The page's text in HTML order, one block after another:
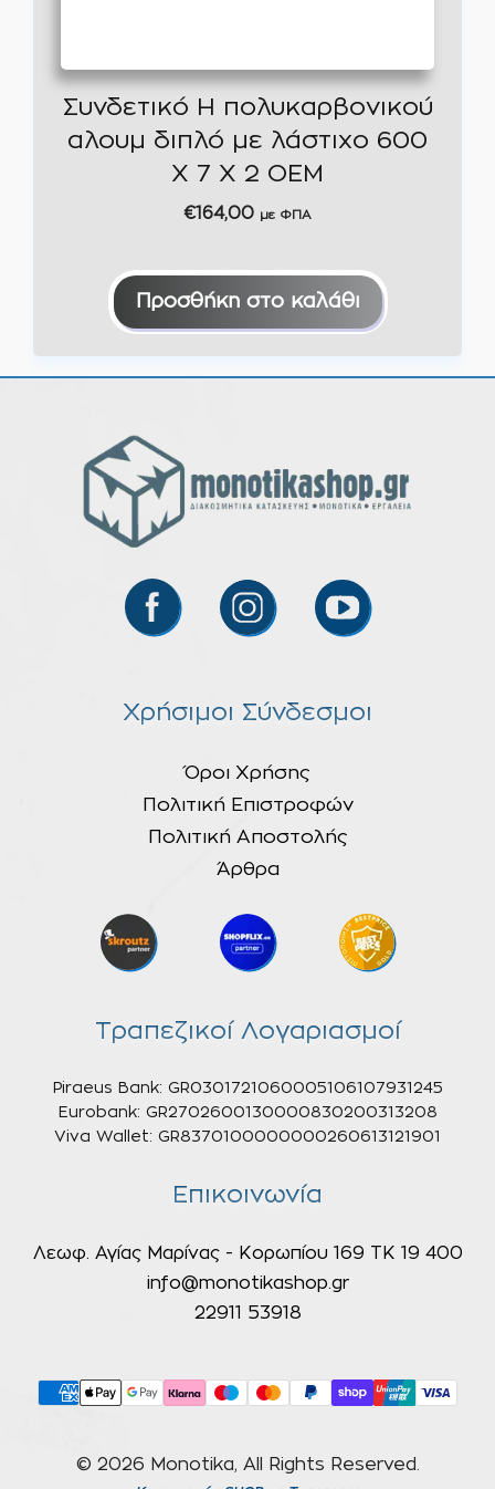
Συνδετικό Η πολυκαρβονικού
αλουμ διπλό με λάστιχο 600
X 7 X 2 ΟΕΜ
€164,00 με ΦΠΑ
Προσθήκη στο καλάθι
Χρήσιμοι Σύνδεσμοι
Όροι Χρήσης
Πολιτική Επιστροφών
Πολιτική Αποστολής
Άρθρα
Τραπεζικοί Λογαριασμοί
Piraeus Bank: GR0301721060005106107931245
Eurobank: GR2702600130000830200313208
Viva Wallet: GR8370100000000260613121901
Επικοινωνία
Λεωφ. Αγίας Μαρίνας - Κορωπίου 169 ΤΚ 19 400
info@monotikashop.gr
22911 53918
© 2026 Monotika, All Rights Reserved.